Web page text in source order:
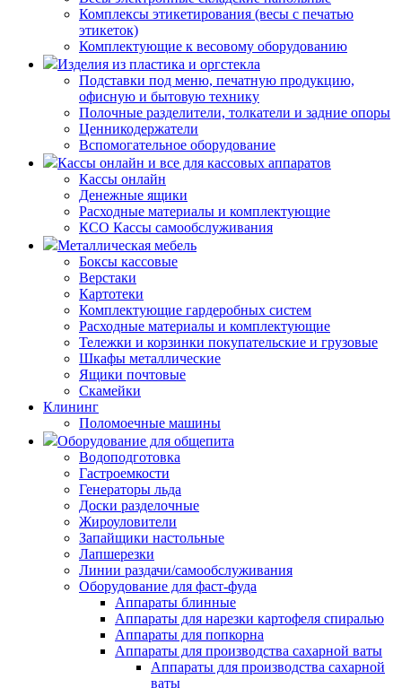
Комплексы этикетирования (весы с печатью
этикеток)
Комплектующие к весовому оборудованию
Изделия из пластика и оргстекла
Подставки под меню, печатную продукцию,
офисную и бытовую технику
Полочные разделители, толкатели и задние опоры
Ценникодержатели
Вспомогательное оборудование
Кассы онлайн и все для кассовых аппаратов
Кассы онлайн
Денежные ящики
Расходные материалы и комплектующие
КСО Кассы самообслуживания
Металлическая мебель
Боксы кассовые
Верстаки
Картотеки
Комплектующие гардеробных систем
Расходные материалы и комплектующие
Тележки и корзинки покупательские и грузовые
Шкафы металлические
Ящики почтовые
Скамейки
Клининг
Поломоечные машины
Оборудование для общепита
Водоподготовка
Гастроемкости
Генераторы льда
Доски разделочные
Жироуловители
Запайщики настольные
Лапшерезки
Линии раздачи/самообслуживания
Оборудование для фаст-фуда
Аппараты блинные
Аппараты для нарезки картофеля спиралью
Аппараты для попкорна
Аппараты для производства сахарной ваты
Аппараты для производства сахарной
ваты